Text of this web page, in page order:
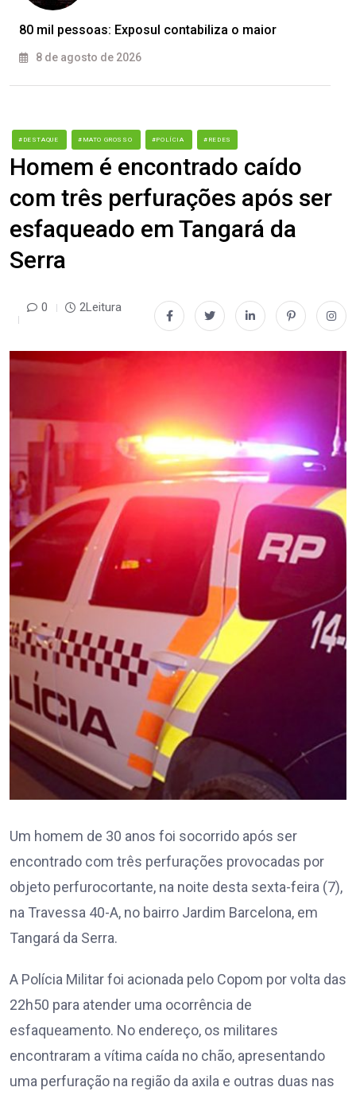
80 mil pessoas: Exposul contabiliza o maior
8 de agosto de 2026
#DESTAQUE #MATO GROSSO #POLÍCIA #REDES
Homem é encontrado caído
com três perfurações após ser
esfaqueado em Tangará da
Serra
0 2Leitura
Um homem de 30 anos foi socorrido após ser
encontrado com três perfurações provocadas por
objeto perfurocortante, na noite desta sexta-feira (7),
na Travessa 40-A, no bairro Jardim Barcelona, em
Tangará da Serra.
A Polícia Militar foi acionada pelo Copom por volta das
22h50 para atender uma ocorrência de
esfaqueamento. No endereço, os militares
encontraram a vítima caída no chão, apresentando
uma perfuração na região da axila e outras duas nas